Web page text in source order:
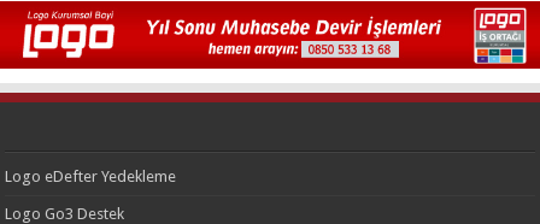
Logo eDefter Yedekleme
Logo Go3 Destek